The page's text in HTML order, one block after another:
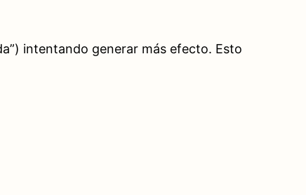
intentando generar más efecto. Esto